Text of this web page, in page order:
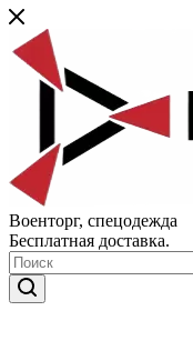
Военторг, спецодежда
Бесплатная доставка.